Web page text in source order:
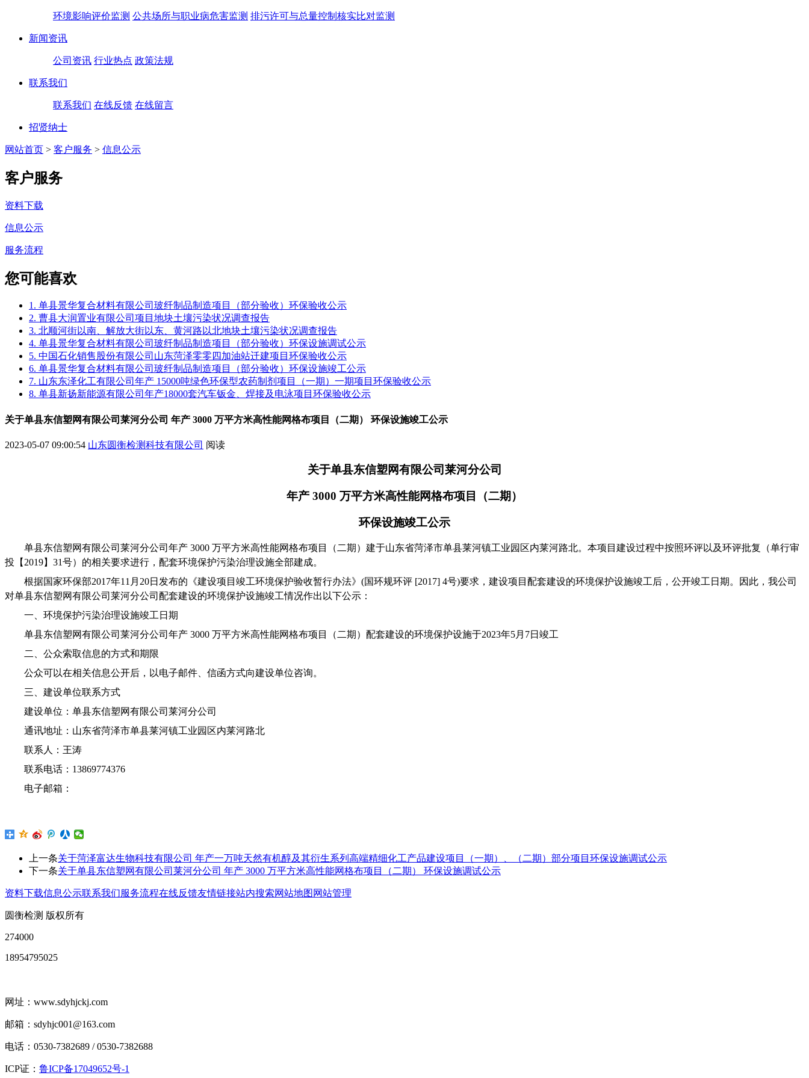
环境影响评价监测 公共场所与职业病危害监测 排污许可与总量控制核实比对监测
新闻资讯
公司资讯 行业热点 政策法规
联系我们
联系我们 在线反馈 在线留言
招贤纳士
网站首页 > 客户服务 > 信息公示
客户服务
资料下载
信息公示
服务流程
您可能喜欢
1. 单县景华复合材料有限公司玻纤制品制造项目（部分验收）环保验收公示
2. 曹县大润置业有限公司项目地块土壤污染状况调查报告
3. 北顺河街以南、解放大街以东、黄河路以北地块土壤污染状况调查报告
4. 单县景华复合材料有限公司玻纤制品制造项目（部分验收）环保设施调试公示
5. 中国石化销售股份有限公司山东菏泽零零四加油站迁建项目环保验收公示
6. 单县景华复合材料有限公司玻纤制品制造项目（部分验收）环保设施竣工公示
7. 山东东泽化工有限公司年产 15000吨绿色环保型农药制剂项目（一期）一期项目环保验收公示
8. 单县新扬新能源有限公司年产18000套汽车钣金、焊接及电泳项目环保验收公示
关于单县东信塑网有限公司莱河分公司 年产 3000 万平方米高性能网格布项目（二期） 环保设施竣工公示
2023-05-07 09:00:54 山东圆衡检测科技有限公司 阅读
关于单县东信塑网有限公司莱河分公司
年产 3000 万平方米高性能网格布项目（二期）
环保设施竣工公示
单县东信塑网有限公司莱河分公司年产 3000 万平方米高性能网格布项目（二期）建于山东省菏泽市单县莱河镇工业园区内莱河路北。本项目建设过程中按照环评以及环评批复（单行审
投【 2019】 31号）的相关要求进行，配套环境保护污染治理设施全部建成。
根据国家环保部2017年11 月 20日发布的《建设项目竣工环境保护验收暂行办法》 (国环规环评 [2017] 4号)要求，建设项目配套建设的环境保护设施竣工后，公开竣工日期。因此，我公司
对单县东信塑网有限公司莱河分公司配套建设的环境保护设施竣工情况作出以下公示：
一、环境保护污染治理设施竣工日期
单县东信塑网有限公司莱河分公司年产 3000 万平方米高性能网格布项目（二期）配套建设的环境保护设施于2023年5月 7日竣工
二、公众索取信息的方式和期限
公众可以在相关信息公开后，以电子邮件、信函方式向建设单位咨询。
三、建设单位联系方式
建设单位：单县东信塑网有限公司莱河分公司
通讯地址：山东省菏泽市单县莱河镇工业园区内莱河路北
联系人：王涛
联系电话： 13869774376
电子邮箱：
上一条关于菏泽富达生物科技有限公司 年产一万吨天然有机醇及其衍生系列高端精细化工产品建设项目（一期）、（二期）部分项目环保设施调试公示
下一条关于单县东信塑网有限公司莱河分公司 年产 3000 万平方米高性能网格布项目（二期） 环保设施调试公示
资料下载信息公示联系我们服务流程在线反馈友情链接站内搜索网站地图 网站管理
圆衡检测 版权所有
274000
18954795025
网址：www.sdyhjckj.com
邮箱：sdyhjc001@163.com
电话：0530-7382689 / 0530-7382688
ICP证： 鲁ICP备17049652号-1